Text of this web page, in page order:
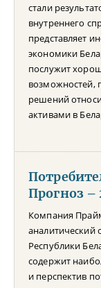
стали
внутреннего
представляет
экономики
послужит
возможностей,
решений
активами в
Прогноз –
Компания
аналитический
Республики
содержит
и перспектив